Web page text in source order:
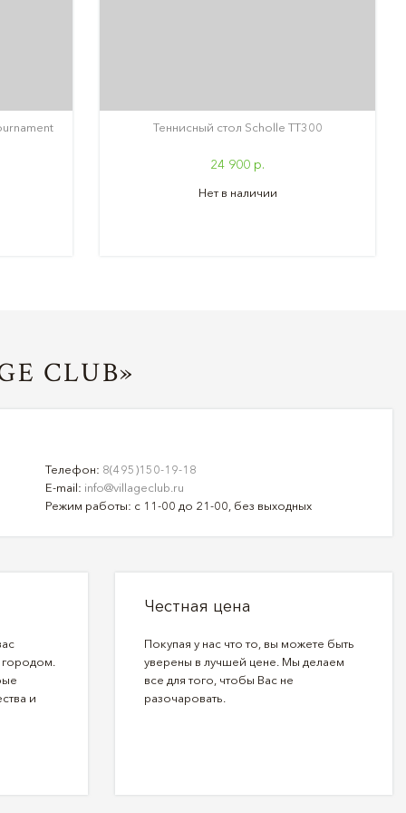
Теннисный стол Scholle TT300
24 900 р.
Нет в наличии
CLUB»
Телефон: 8(495)150-19-18
E-mail: info@villageclub.ru
Режим работы: с 11-00 до 21-00, без выходных
и
Честная цена
Покупая у нас что то, вы можете быть
уверены в лучшей цене. Мы делаем
все для того, чтобы Вас не
разочаровать.